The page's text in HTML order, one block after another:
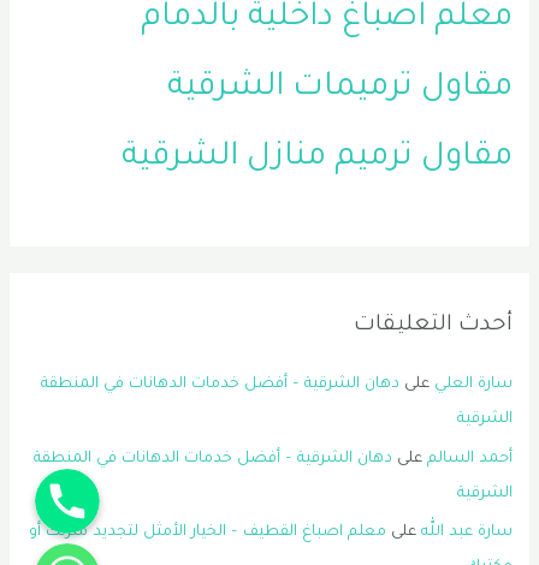
معلم اصباغ داخلية بالدمام
مقاول ترميمات الشرقية
مقاول ترميم منازل الشرقية
أحدث التعليقات
سارة العلي على دهان الشرقية – أفضل خدمات الدهانات في المنطقة
الشرقية
أحمد السالم على دهان الشرقية – أفضل خدمات الدهانات في المنطقة
الشرقية
سارة عبد الله على معلم اصباغ القطيف – الخيار الأمثل لتجديد منزلك أو
جوال
واتساب